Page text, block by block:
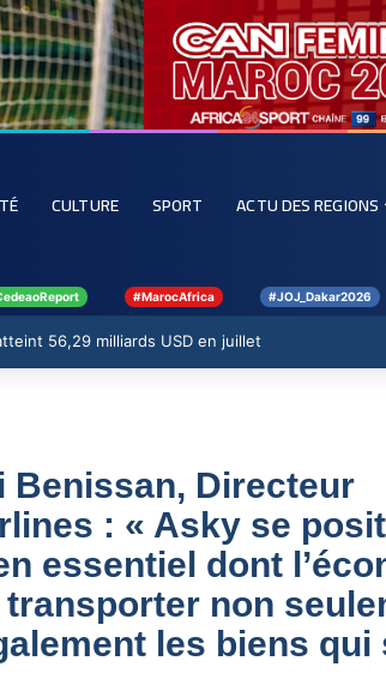
CULTURE SPORT ACTU DES REGIONS
#MarocAfrica #JOJ_Dakar2026
56,29 milliards USD en juillet
Benissan, Directeur
: « Asky se
essentiel dont
non
les biens qui